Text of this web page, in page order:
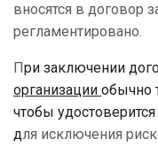
вносятся в договор
регламентировано.
При заключении
организации обычно
чтобы
для исключения